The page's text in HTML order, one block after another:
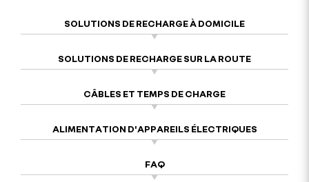
SOLUTIONS DE RECHARGE À DOMICILE
SOLUTIONS DE RECHARGE SUR LA ROUTE
CÂBLES ET TEMPS DE CHARGE
ALIMENTATION D'APPAREILS ÉLECTRIQUES
FAQ